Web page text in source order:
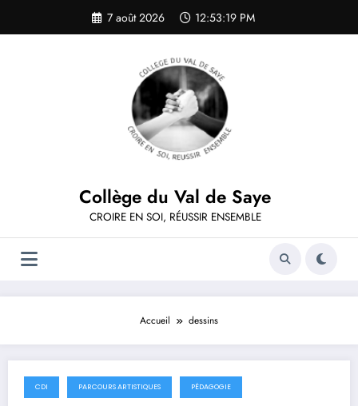
contenu
7 août 2026 12:53:20 PM
Collège du Val de Saye
CROIRE EN SOI, RÉUSSIR ENSEMBLE
Accueil dessins
24 avril 2024
CDI PARCOURS ARTISTIQUES PÉDAGOGIE